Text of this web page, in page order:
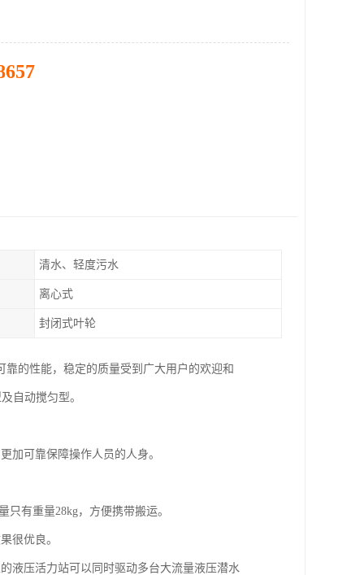
清水、轻度污水
离心式
封闭式叶轮
的性能，稳定的质量受到广大用户的欢迎和
自动搅匀型。
加可靠保障操作人员的人身。
有重量28kg，方便携带搬运。
很优良。
液压活力站可以同时驱动多台大流量液压潜水